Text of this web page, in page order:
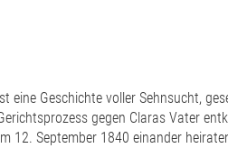
eine Geschichte voller Sehnsucht,
gegen Claras Vater
12. September 1840 einander